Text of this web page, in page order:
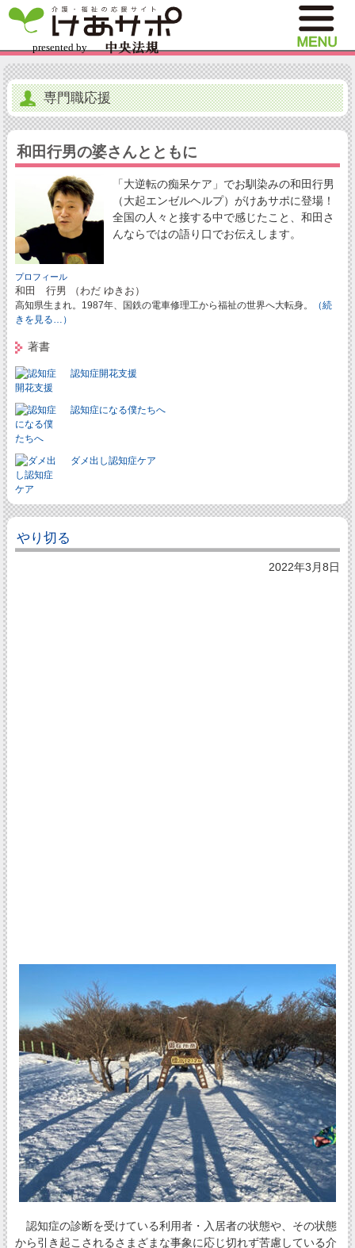
専門職応援
和田行男の婆さんとともに
「大逆転の痴呆ケア」でお馴染みの和田行男
（大起エンゼルヘルプ）がけあサポに登場！
全国の人々と接する中で感じたこと、和田さ
んならではの語り口でお伝えします。
プロフィール
和田 行男 （わだ ゆきお）
高知県生まれ。1987年、国鉄の電車修理工から福祉の世界へ大転身。
（続
きを見る…）
著書
認知症開花支援
認知症になる僕たちへ
ダメ出し認知症ケア
やり切る
2022年3月8日
認知症の診断を受けている利用者・入居者の状態や、その状態
から引き起こされるさまざまな事象に応じ切れず苦慮している介